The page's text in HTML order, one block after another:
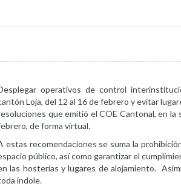
operativos de control
Loja, del 12 al 16 de febrero y evitar
que emitió el COE Cantonal, en la
de forma virtual.
estas recomendaciones se suma la
público, así como garantizar el
las hosterías y lugares de alojamiento.
índole.